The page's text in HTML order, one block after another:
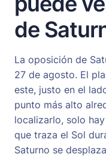
de
La oposición de
27 de agosto. El
este, justo en el
punto más alto
localizarlo, solo
que traza el Sol
Saturno se